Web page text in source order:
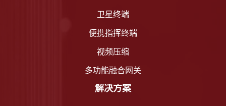
卫星终端
便携指挥终端
视频压缩
多功能融合网关
解决方案